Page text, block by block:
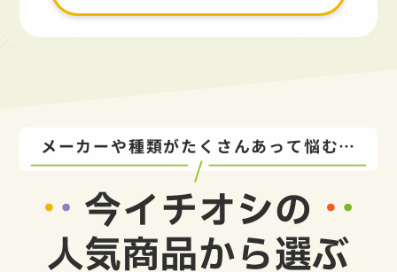
メーカーや種類がたくさんあって悩む…
今イチオシの
人気商品から選ぶ